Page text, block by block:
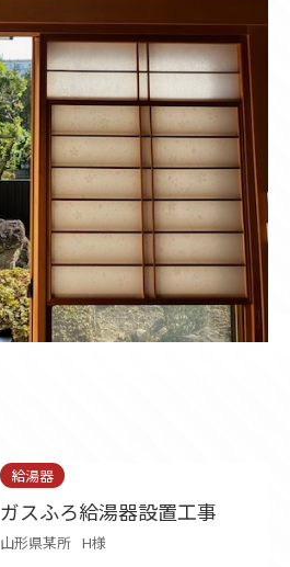
給湯器
ガスふろ給湯器設置工事
山形県某所 H様